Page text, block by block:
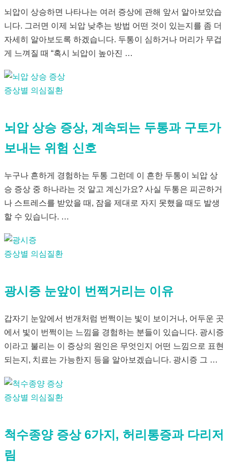
뇌압이 상승하면 나타나는 여러 증상에 관해 앞서 알아보았습
니다. 그러면 이제 뇌압 낮추는 방법 어떤 것이 있는지를 좀 더
자세히 알아보도록 하겠습니다. 두통이 심하거나 머리가 무겁
게 느껴질 때 “혹시 뇌압이 높아진 …
증상별 의심질환
뇌압 상승 증상, 계속되는 두통과 구토가
보내는 위험 신호
누구나 흔하게 경험하는 두통 그런데 이 흔한 두통이 뇌압 상
승 증상 중 하나라는 것 알고 계신가요? 사실 두통은 피곤하거
나 스트레스를 받았을 때, 잠을 제대로 자지 못했을 때도 발생
할 수 있습니다. …
증상별 의심질환
광시증 눈앞이 번쩍거리는 이유
갑자기 눈앞에서 번개처럼 번쩍이는 빛이 보이거나, 어두운 곳
에서 빛이 번쩍이는 느낌을 경험하는 분들이 있습니다. 광시증
이라고 불리는 이 증상의 원인은 무엇인지 어떤 느낌으로 표현
되는지, 치료는 가능한지 등을 알아보겠습니다. 광시증 그 …
증상별 의심질환
척수종양 증상 6가지, 허리통증과 다리저
림